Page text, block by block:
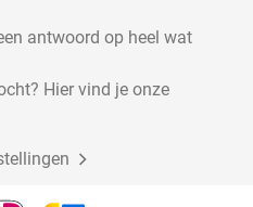
antwoord op heel wat
Hier vind je onze